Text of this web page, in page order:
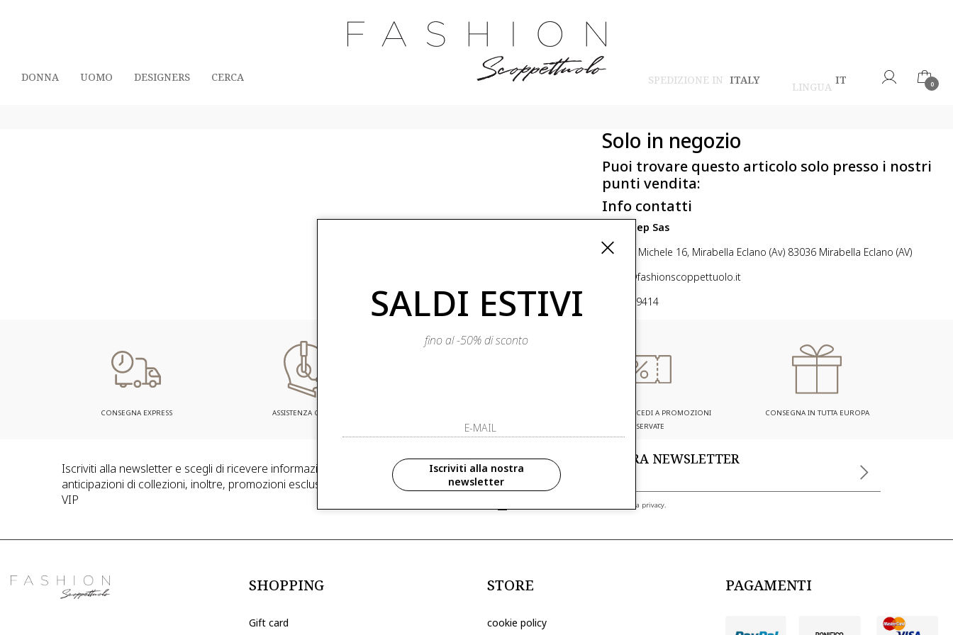
SPEDIZIONE IN ITALY
LINGUA
IT 0
DONNA UOMO DESIGNERS CERCA
Solo in negozio
Puoi trovare questo articolo solo presso i nostri
punti vendita:
Info contatti
First step Sas
Via San Michele 16, Mirabella Eclano (Av) 83036 Mirabella Eclano (AV)
ordini@fashionscoppettuolo.it
0825449414
CONSEGNA EXPRESS ASSISTENZA CLIENTI
ISCRIVITI ED ACCEDI A PROMOZIONI
RISERVATE
CONSEGNA IN TUTTA EUROPA
Iscriviti alla newsletter e scegli di ricevere informazioni in anteprima ed
anticipazioni di collezioni, inoltre, promozioni esclusive riservate ai nostri clienti
VIP
ISCRIVITI ALLA NOSTRA NEWSLETTER
ho letto ed accettato le condizioni sulla privacy.
SHOPPING
Gift card
STORE
cookie policy
PAGAMENTI
SALDI ESTIVI
fino al -50% di sconto
Iscriviti alla nostra
newsletter